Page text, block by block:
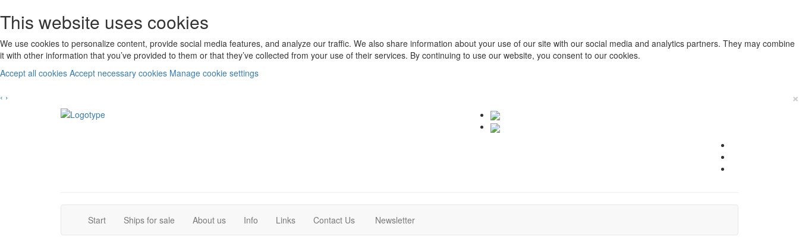
This website uses cookies
We use cookies to personalize content, provide social media features, and analyze our traffic. We also share information about your use of our site with our social media and analytics partners. They may combine
it with other information that you’ve provided to them or that they’ve collected from your use of their services. By continuing to use our website, you consent to our cookies.
Accept all cookies Accept necessary cookies Manage cookie settings
‹ › ×
Start(current)Ships for sale (current)About us Info Links Contact Us(current)Newsletter(current)